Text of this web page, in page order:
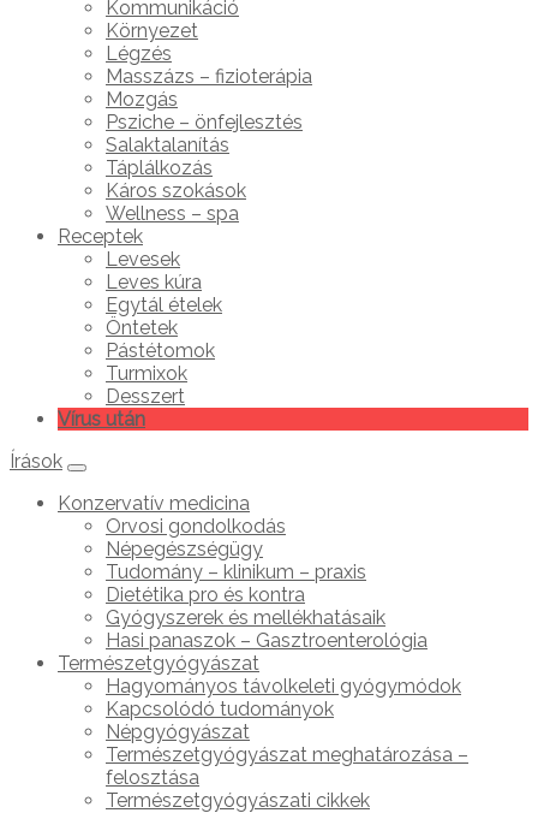
Kommunikáció
Környezet
Légzés
Masszázs – fizioterápia
Mozgás
Psziche – önfejlesztés
Salaktalanítás
Táplálkozás
Káros szokások
Wellness – spa
Receptek
Levesek
Leves kúra
Egytál ételek
Öntetek
Pástétomok
Turmixok
Desszert
Vírus után
Írások
Konzervatív medicina
Orvosi gondolkodás
Népegészségügy
Tudomány – klinikum – praxis
Dietétika pro és kontra
Gyógyszerek és mellékhatásaik
Hasi panaszok – Gasztroenterológia
Természetgyógyászat
Hagyományos távolkeleti gyógymódok
Kapcsolódó tudományok
Népgyógyászat
Természetgyógyászat meghatározása –
felosztása
Természetgyógyászati cikkek